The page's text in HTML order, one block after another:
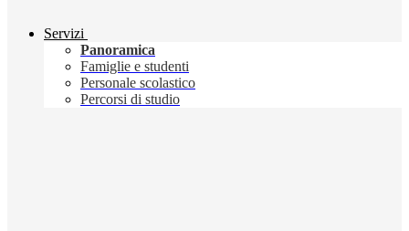
Servizi
Panoramica
Famiglie e studenti
Personale scolastico
Percorsi di studio